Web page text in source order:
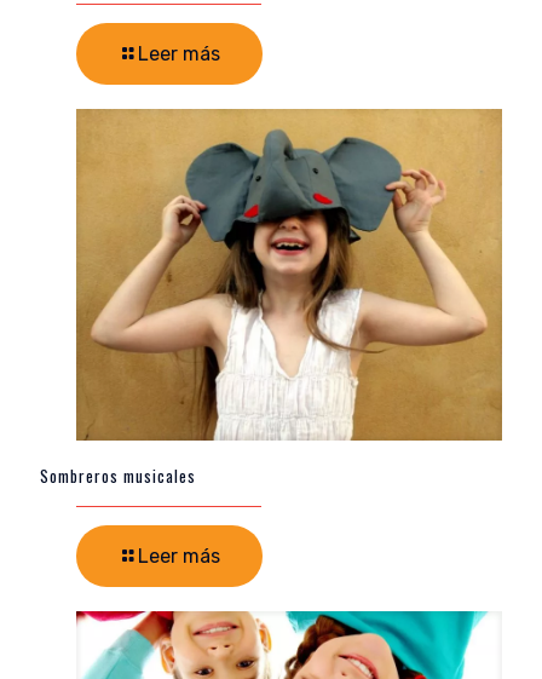
Leer más
Sombreros musicales
Leer más